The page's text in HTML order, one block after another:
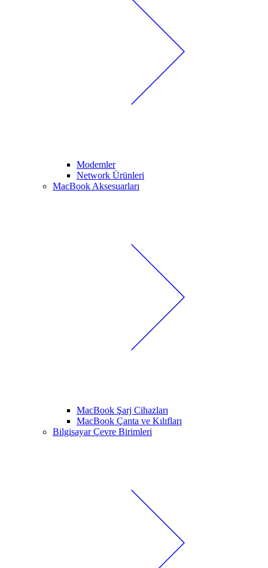
Modemler
Network Ürünleri
MacBook Aksesuarları
MacBook Şarj Cihazları
MacBook Çanta ve Kılıfları
Bilgisayar Çevre Birimleri